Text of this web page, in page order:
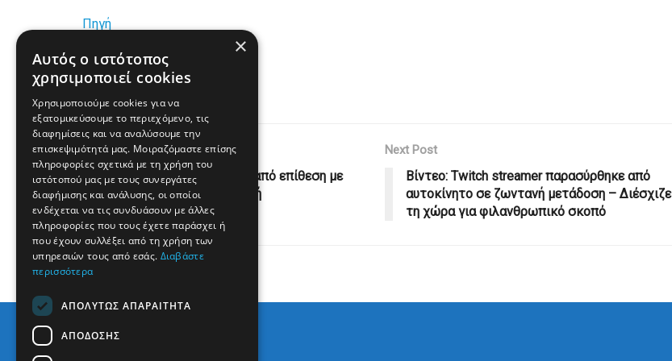
Πηγή
www.enikos.gr
Previous Post
Λονδίνο: Δύο τραυματίες από επίθεση με
μαχαίρι έξω από συναγωγή
Next Post
Βίντεο: Twitch streamer παρασύρθηκε από
αυτοκίνητο σε ζωντανή μετάδοση – Διέσχιζε
τη χώρα για φιλανθρωπικό σκοπό
×
Αυτός ο ιστότοπος
χρησιμοποιεί cookies
Χρησιμοποιούμε cookies για να
εξατομικεύσουμε το περιεχόμενο, τις
διαφημίσεις και να αναλύσουμε την
επισκεψιμότητά μας. Μοιραζόμαστε επίσης
πληροφορίες σχετικά με τη χρήση του
ιστότοπού μας με τους συνεργάτες
διαφήμισης και ανάλυσης, οι οποίοι
ενδέχεται να τις συνδυάσουν με άλλες
πληροφορίες που τους έχετε παράσχει ή
που έχουν συλλέξει από τη χρήση των
υπηρεσιών τους από εσάς. Διαβάστε
περισσότερα
ΑΠΟΛΎΤΩΣ ΑΠΑΡΑΊΤΗΤΑ
ΑΠΌΔΟΣΗΣ